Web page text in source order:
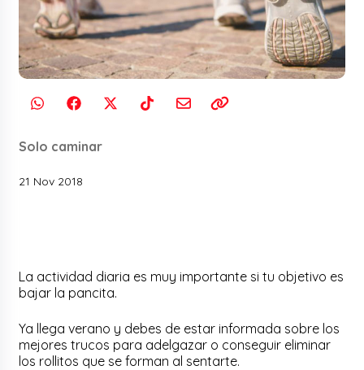
Solo caminar
21 Nov 2018
La actividad diaria es muy importante si tu objetivo es
bajar la pancita.
Ya llega verano y debes de estar informada sobre los
mejores trucos para adelgazar o conseguir eliminar
los rollitos que se forman al sentarte.